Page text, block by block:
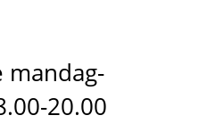
mandag-
20.00